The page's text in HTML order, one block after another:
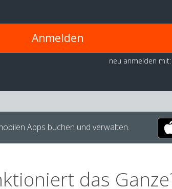
Anmelden
neu anmelden mit:
Apps buchen und verwalten.
das